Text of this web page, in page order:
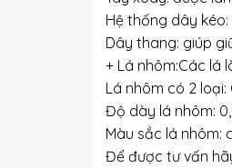
Hệ thống dây
Dây thang: giúp
+ Lá nhôm:Các lá
Lá nhôm có 2
Độ dày lá nhôm:
Màu sắc lá nhôm:
Để được tư vấn